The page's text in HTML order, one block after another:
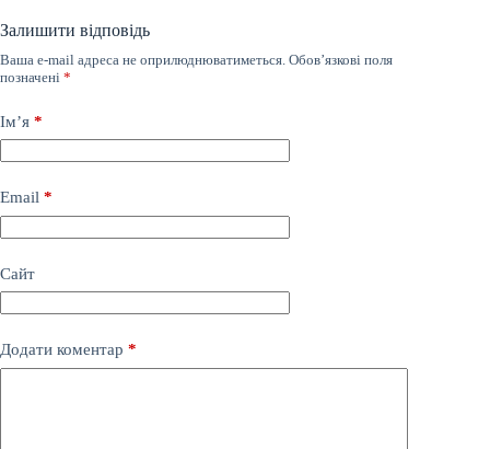
Залишити відповідь
Ваша e-mail адреса не оприлюднюватиметься. Обов’язкові поля
позначені *
Ім’я *
Email *
Сайт
Додати коментар *